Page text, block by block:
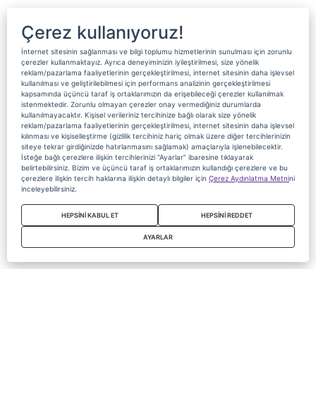
Çerez kullanıyoruz!
İnternet sitesinin sağlanması ve bilgi toplumu hizmetlerinin sunulması için zorunlu
çerezler kullanmaktayız. Ayrıca deneyiminizin iyileştirilmesi, size yönelik
reklam/pazarlama faaliyetlerinin gerçekleştirilmesi, internet sitesinin daha işlevsel
kullanılması ve geliştirilebilmesi için performans analizinin gerçekleştirilmesi
kapsamında üçüncü taraf iş ortaklarımızın da erişebileceği çerezler kullanılmak
istenmektedir. Zorunlu olmayan çerezler onay vermediğiniz durumlarda
kullanılmayacaktır. Kişisel verileriniz tercihinize bağlı olarak size yönelik
reklam/pazarlama faaliyetlerinin gerçekleştirilmesi, internet sitesinin daha işlevsel
kılınması ve kişiselleştirme (gizlilik tercihiniz hariç olmak üzere diğer tercihlerinizin
siteye tekrar girdiğinizde hatırlanmasını sağlamak) amaçlarıyla işlenebilecektir.
İsteğe bağlı çerezlere ilişkin tercihlerinizi “Ayarlar” ibaresine tıklayarak
belirtebilirsiniz. Bizim ve üçüncü taraf iş ortaklarımızın kullandığı çerezlere ve bu
çerezlere ilişkin tercih haklarına ilişkin detaylı bilgiler için Çerez Aydınlatma Metnini
inceleyebilirsiniz.
HEPSİNİ KABUL ET HEPSİNİ REDDET
AYARLAR